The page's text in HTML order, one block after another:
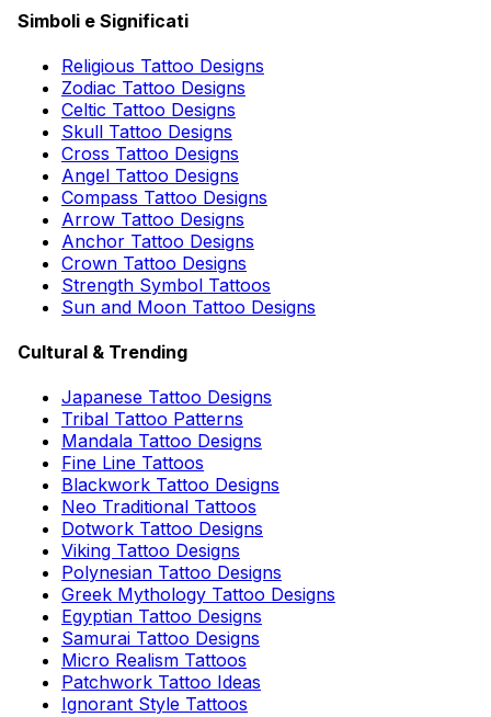
Simboli e Significati
Religious Tattoo Designs
Zodiac Tattoo Designs
Celtic Tattoo Designs
Skull Tattoo Designs
Cross Tattoo Designs
Angel Tattoo Designs
Compass Tattoo Designs
Arrow Tattoo Designs
Anchor Tattoo Designs
Crown Tattoo Designs
Strength Symbol Tattoos
Sun and Moon Tattoo Designs
Cultural & Trending
Japanese Tattoo Designs
Tribal Tattoo Patterns
Mandala Tattoo Designs
Fine Line Tattoos
Blackwork Tattoo Designs
Neo Traditional Tattoos
Dotwork Tattoo Designs
Viking Tattoo Designs
Polynesian Tattoo Designs
Greek Mythology Tattoo Designs
Egyptian Tattoo Designs
Samurai Tattoo Designs
Micro Realism Tattoos
Patchwork Tattoo Ideas
Ignorant Style Tattoos